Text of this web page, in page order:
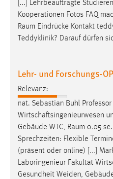
[...] Lehrbeauftragte
Kooperationen Fotos FAQ
Raum Eindrücke Kontakt
Teddyklinik? Darauf dürfen
Lehr- und Forschungs-OP
Relevanz:
nat. Sebastian Buhl
Wirtschaftsingenieurwesen
Gebäude WTC, Raum 0.05
Sprechzeiten: Flexible
(präsent oder online) [...]
Laboringenieur Fakultät
Gesundheit Weiden,